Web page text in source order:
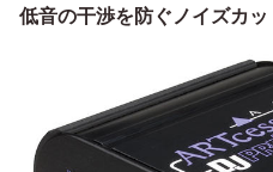
低音の干渉を防ぐノイズカ